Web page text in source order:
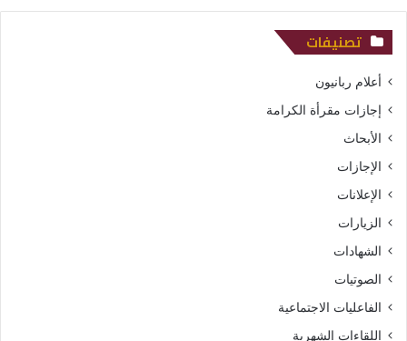
تصنيفات
أعلام ربانيون
إجازات مقرأة الكرامة
الأبحاث
الإجازات
الإعلانات
الزيارات
الشهادات
الصوتيات
الفاعليات الاجتماعية
اللقاءات الشهرية